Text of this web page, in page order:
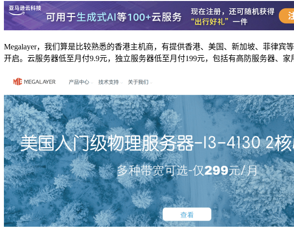
Megalayer，我们算是比较熟悉的香港主机商，有提供香港、美国、新加坡、菲律
开启。云服务器低至月付9.9元，独立服务器低至月付199元，包括有高防服务器、家